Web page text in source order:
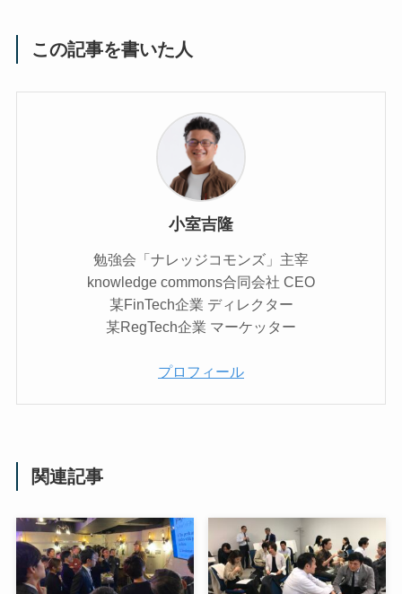
この記事を書いた人
小室吉隆
勉強会「ナレッジコモンズ」主宰
knowledge commons合同会社 CEO
某FinTech企業 ディレクター
某RegTech企業 マーケッター
プロフィール
関連記事